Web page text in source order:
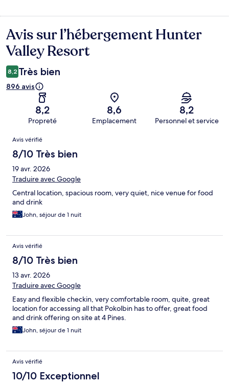
Avis
Avis sur l’hébergement Hunter
Valley Resort
8,2 Très bien
896 avis
8,2
Propreté
8,6
Emplacement
8,2
Personnel et service
Avis
Avis vérifié
8/10 Très bien
19 avr. 2026
Traduire avec Google
Central location, spacious room, very quiet, nice venue for food
and drink
John, séjour de 1 nuit
Avis vérifié
8/10 Très bien
13 avr. 2026
Traduire avec Google
Easy and flexible checkin, very comfortable room, quite, great
location for accessing all that Pokolbin has to offer, great food
and drink offering on site at 4 Pines.
John, séjour de 1 nuit
Avis vérifié
10/10 Exceptionnel